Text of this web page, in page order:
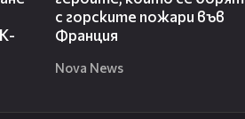
с горските пожари във
Франция
Nova News